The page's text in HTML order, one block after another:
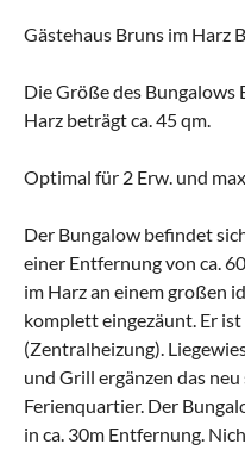
Gästehaus Bruns im Harz
Die Größe des Bungalows
Harz beträgt ca. 45 qm.
Optimal für 2 Erw. und
Der Bungalow befindet
einer Entfernung von ca.
im Harz an einem großen
komplett eingezäunt. Er
(Zentralheizung).
und Grill ergänzen das
Ferienquartier. Der
in ca. 30m Entfernung.